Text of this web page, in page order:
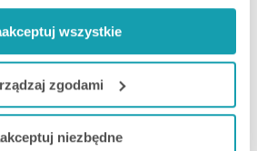
Portalu oraz jego
od funkcji, dane o tym jak
będą również przekazywane
marketingowych i analitycznych.
swoją zgodę i wybrać tylko
z którymi wiąże się
wszystkie
zgodami
niezbędne